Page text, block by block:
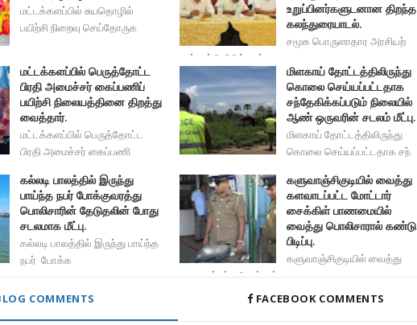
மட்டக்களப்பில் சுயதொழில்
பயிற்சி நிறைவு செய்தோருக
உறுப்பினர்களுடனான திறந்த
கலந்துரையாடல்.
சமூக பொருளாதார அரசியற்
பண்பாட்டு நீதிக்காய் பாராள
மட்டக்களப்பில் பெருத்தோட்ட
பிரதி அமைச்சர் கைப்பணிப்
பயிற்சி நிலையத்தினை திறத்து
வைத்தார்.
மட்டக்களப்பில் பெருத்தோட்ட
பிரதி அமைச்சர் கைப்பணி
மிளகாய் தோட்டத்திலிருந்து
கொலை செய்யப்பட்டதாக
சந்தேகிக்கப்படும் நிலையில்
ஆண் ஒருவரின் சடலம் மீட்பு.
மிளகாய் தோட்டத்திலிருந்து
கொலை செய்யப்பட்டதாக சந்
கல்லடி பாலத்தில் இருந்து
பாய்ந்த நபர் போக்குவரத்து
பொலிசாரின் தேடுதலின் போது
சடலமாக மீட்பு.
கல்லடி பாலத்தில் இருந்து பாய்ந்த
நபர் போக்க
களுவாஞ்சிகுடியில் வைத்து
களவாடப்பட்ட மோட்டார்
சைக்கிள் பாணமையில்
வைத்து பொலிசாரால் கண்டு
பிடிப்பு.
களுவாஞ்சிகுடியில் வைத்து
களவாடப்பட்ட மோட்டார் சைக
COMMENTS
FACEBOOK COMMENTS